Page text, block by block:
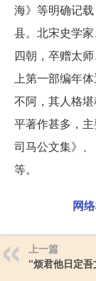
海》等明确记
县。北宋史学
四朝，卒赠太
上第一部编年
不阿，其人格
平著作甚多，
司马公文集》
等。
网
上一篇
“烦君他日定